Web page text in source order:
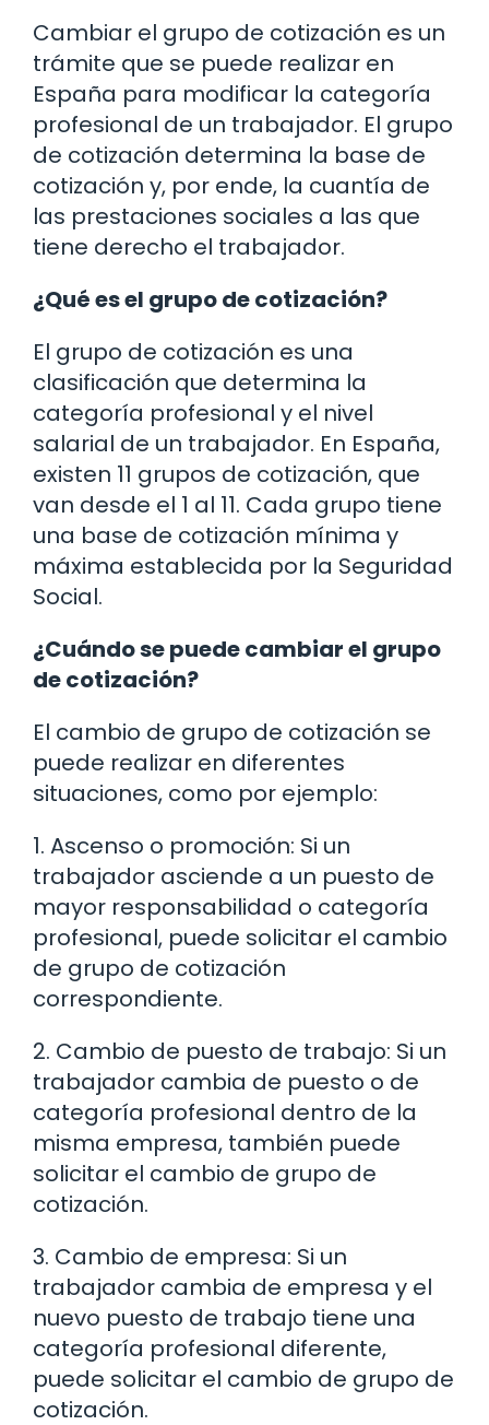
Cambiar el grupo de cotización es un
trámite que se puede realizar en
España para modificar la categoría
profesional de un trabajador. El grupo
de cotización determina la base de
cotización y, por ende, la cuantía de
las prestaciones sociales a las que
tiene derecho el trabajador.
¿Qué es el grupo de cotización?
El grupo de cotización es una
clasificación que determina la
categoría profesional y el nivel
salarial de un trabajador. En España,
existen 11 grupos de cotización, que
van desde el 1 al 11. Cada grupo tiene
una base de cotización mínima y
máxima establecida por la Seguridad
Social.
¿Cuándo se puede cambiar el grupo
de cotización?
El cambio de grupo de cotización se
puede realizar en diferentes
situaciones, como por ejemplo:
1. Ascenso o promoción: Si un
trabajador asciende a un puesto de
mayor responsabilidad o categoría
profesional, puede solicitar el cambio
de grupo de cotización
correspondiente.
2. Cambio de puesto de trabajo: Si un
trabajador cambia de puesto o de
categoría profesional dentro de la
misma empresa, también puede
solicitar el cambio de grupo de
cotización.
3. Cambio de empresa: Si un
trabajador cambia de empresa y el
nuevo puesto de trabajo tiene una
categoría profesional diferente,
puede solicitar el cambio de grupo de
cotización.